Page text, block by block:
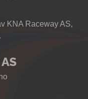
KNA Raceway AS,